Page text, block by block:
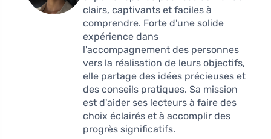
clairs, captivants et faciles à
comprendre. Forte d'une solide
expérience dans
l'accompagnement des personnes
vers la réalisation de leurs objectifs,
elle partage des idées précieuses et
des conseils pratiques. Sa mission
est d'aider ses lecteurs à faire des
choix éclairés et à accomplir des
progrès significatifs.